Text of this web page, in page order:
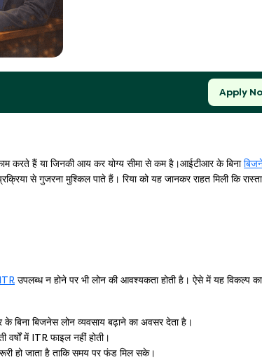
Apply
करते हैं या जिनकी आय कर योग्य सीमा से कम है।आईटीआर के बिना
से गुजरना मुश्किल पाते हैं। रिया को यह जानकर राहत मिली कि
ITR उपलब्ध न होने पर भी लोन की आवश्यकता होती है। ऐसे में यह विकल्प
बिना बिजनेस लोन व्यवसाय बढ़ाने का अवसर देता है।
में ITR फाइल नहीं होती।
हो जाता है ताकि समय पर फंड मिल सके।